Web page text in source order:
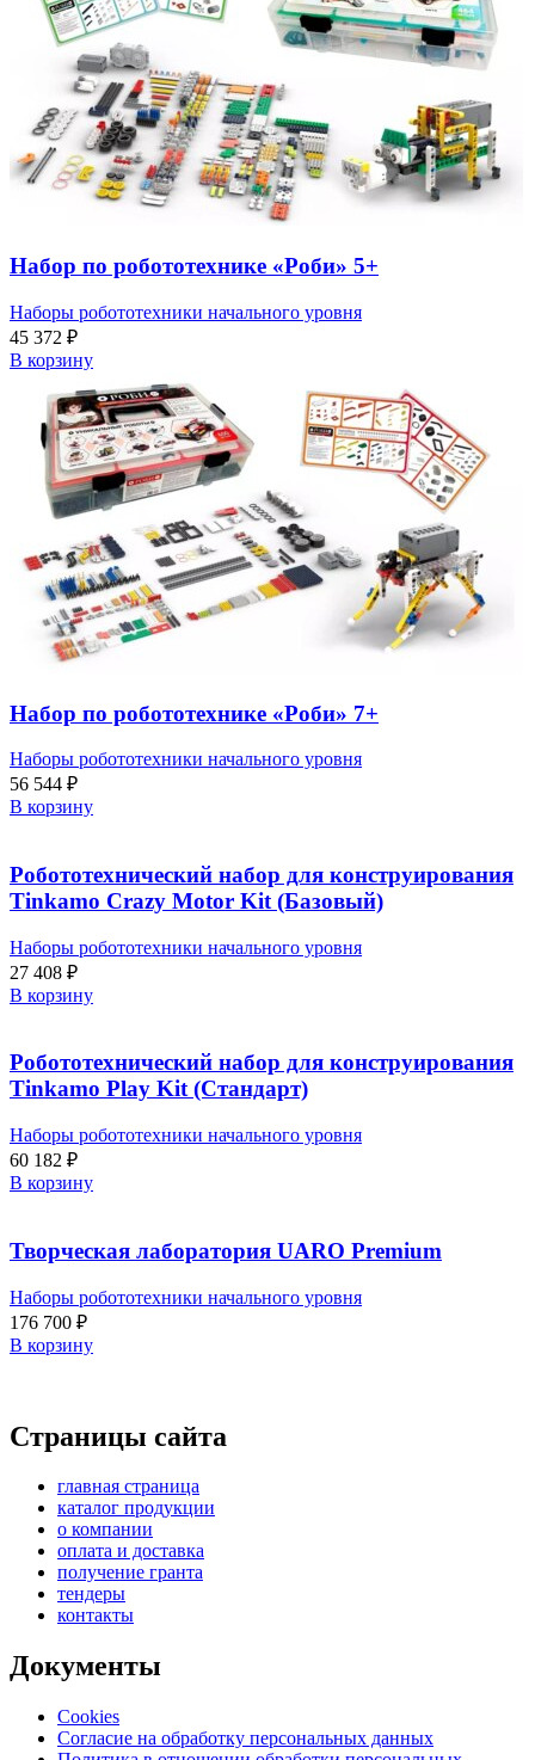
Набор по робототехнике «Роби» 5+
Наборы робототехники начального уровня
45 372 ₽
В корзину
Набор по робототехнике «Роби» 7+
Наборы робототехники начального уровня
56 544 ₽
В корзину
Робототехнический набор для конструирования
Tinkamo Crazy Motor Kit (Базовый)
Наборы робототехники начального уровня
27 408 ₽
В корзину
Робототехнический набор для конструирования
Tinkamo Play Kit (Стандарт)
Наборы робототехники начального уровня
60 182 ₽
В корзину
Творческая лаборатория UARO Premium
Наборы робототехники начального уровня
176 700 ₽
В корзину
Страницы сайта
главная страница
каталог продукции
о компании
оплата и доставка
получение гранта
тендеры
контакты
Документы
Cookies
Согласие на обработку персональных данных